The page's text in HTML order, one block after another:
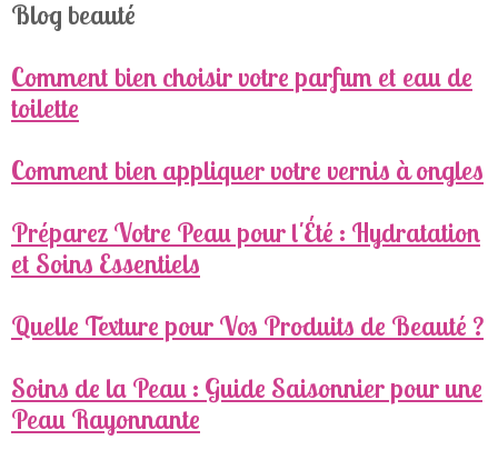
Blog beauté
Comment bien choisir votre parfum et eau de
toilette
Comment bien appliquer votre vernis à ongles
Préparez Votre Peau pour l'Été : Hydratation
et Soins Essentiels
Quelle Texture pour Vos Produits de Beauté ?
Soins de la Peau : Guide Saisonnier pour une
Peau Rayonnante